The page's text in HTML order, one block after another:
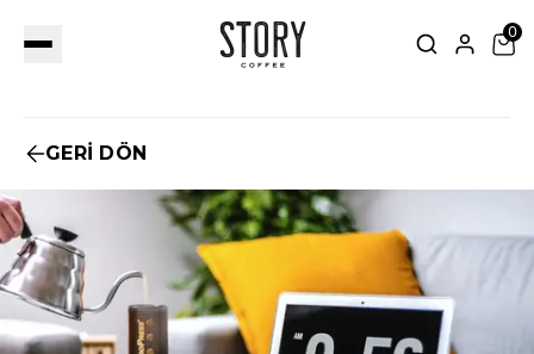
0
GERİ DÖN